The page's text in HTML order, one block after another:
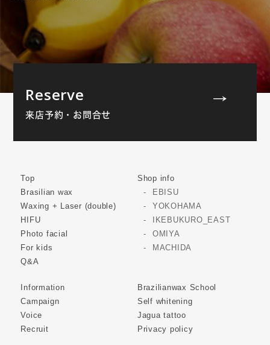
Reserve
来店予約・お問合せ
Top
Brasilian wax
Waxing + Laser (double)
HIFU
Photo facial
For kids
Q&A
Shop info
EBISU
YOKOHAMA
IKEBUKURO_EAST
OMIYA
MACHIDA
Information
Campaign
Voice
Recruit
Brazilianwax School
Self whitening
Jagua tattoo
Privacy policy